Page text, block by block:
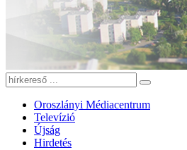
Oroszlányi Médiacentrum
Televízió
Újság
Hirdetés